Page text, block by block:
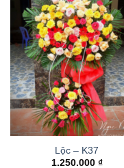
Lộc – K37
1.250.000 ₫